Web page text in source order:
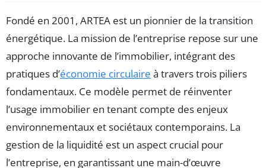
Fondé en 2001, ARTEA est un pionnier de la transition
énergétique. La mission de l’entreprise repose sur une
approche innovante de l’immobilier, intégrant des
pratiques d’économie circulaire à travers trois piliers
fondamentaux. Ce modèle permet de réinventer
l’usage immobilier en tenant compte des enjeux
environnementaux et sociétaux contemporains. La
gestion de la liquidité est un aspect crucial pour
l’entreprise, en garantissant une main-d’œuvre